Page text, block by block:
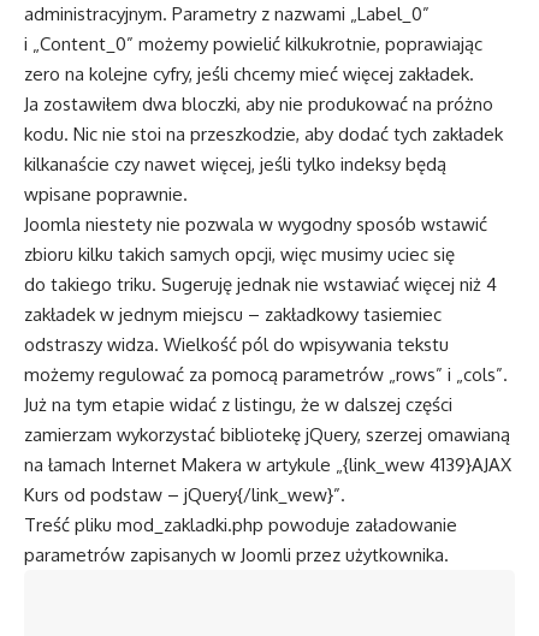
administracyjnym. Parametry z nazwami „Label_0”
i „Content_0” możemy powielić kilkukrotnie, poprawiając
zero na kolejne cyfry, jeśli chcemy mieć więcej zakładek.
Ja zostawiłem dwa bloczki, aby nie produkować na próżno
kodu. Nic nie stoi na przeszkodzie, aby dodać tych zakładek
kilkanaście czy nawet więcej, jeśli tylko indeksy będą
wpisane poprawnie.
Joomla niestety nie pozwala w wygodny sposób wstawić
zbioru kilku takich samych opcji, więc musimy uciec się
do takiego triku. Sugeruję jednak nie wstawiać więcej niż 4
zakładek w jednym miejscu – zakładkowy tasiemiec
odstraszy widza. Wielkość pól do wpisywania tekstu
możemy regulować za pomocą parametrów „rows” i „cols”.
Już na tym etapie widać z listingu, że w dalszej części
zamierzam wykorzystać bibliotekę jQuery, szerzej omawianą
na łamach Internet Makera w artykule „{link_wew 4139}AJAX
Kurs od podstaw – jQuery{/link_wew}”.
Treść pliku mod_zakladki.php powoduje załadowanie
parametrów zapisanych w Joomli przez użytkownika.